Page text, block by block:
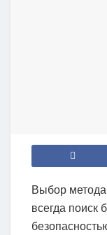
Выбор
всегда поиск